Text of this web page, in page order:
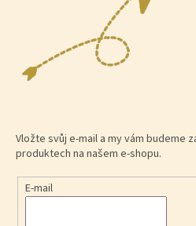
Vložte svůj e-mail a my vám budeme
produktech na našem e-shopu.
E-mail